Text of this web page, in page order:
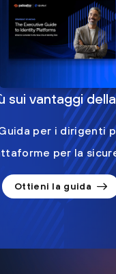
sui vantaggi
per i dirigenti
per la
Ottieni la guida